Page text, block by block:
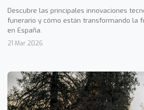
Descubre las principales innovaciones
funerario y cómo están transformando la
en España.
21 Mar 2026